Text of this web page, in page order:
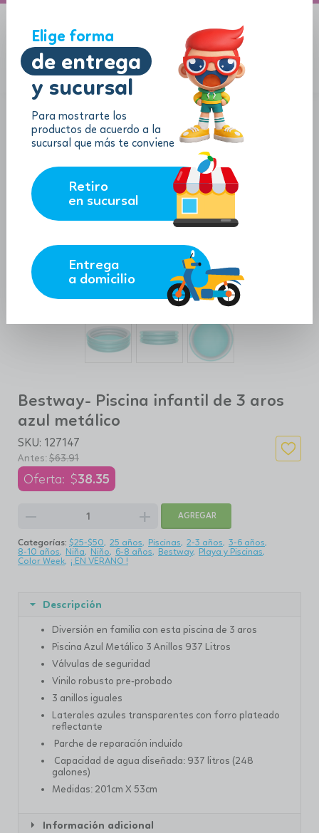
Elige forma
de entrega
y sucursal
Para mostrarte los
productos de acuerdo a la
sucursal que más te conviene
Retiro
en sucursal
Entrega
a domicilio
-40%
Bestway- Piscina infantil de 3 aros
azul metálico
SKU: 127147
$63.91
$38.35
remove add AGREGAR
Categorías: $25-$50 25 años Piscinas 2-3 años 3-6 años
8-10 años
Niña Niño 6-8 años Bestway Playa y Piscinas
Color Week ¡ EN VERANO !
Descripción
Diversión en familia con esta piscina de 3 aros
Piscina Azul Metálico 3 Anillos 937 Litros
Válvulas de seguridad
Vinilo robusto pre-probado
3 anillos iguales
Laterales azules transparentes con forro plateado
reflectante
Parche de reparación incluido
Capacidad de agua diseñada: 937 litros (248
galones)
Medidas: 201cm X 53cm
Información adicional